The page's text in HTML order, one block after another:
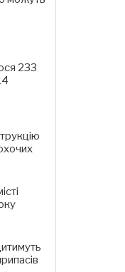
233